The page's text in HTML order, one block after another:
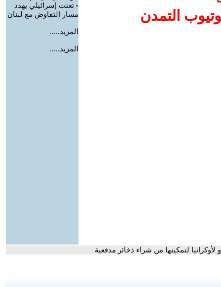
التمدن
- تعنت إسرائيلي يهدد
مسار التفاوض مع لبنان
المزيد.....
المزيد.....
لتمكينها من شراء ذخائر مدفعية